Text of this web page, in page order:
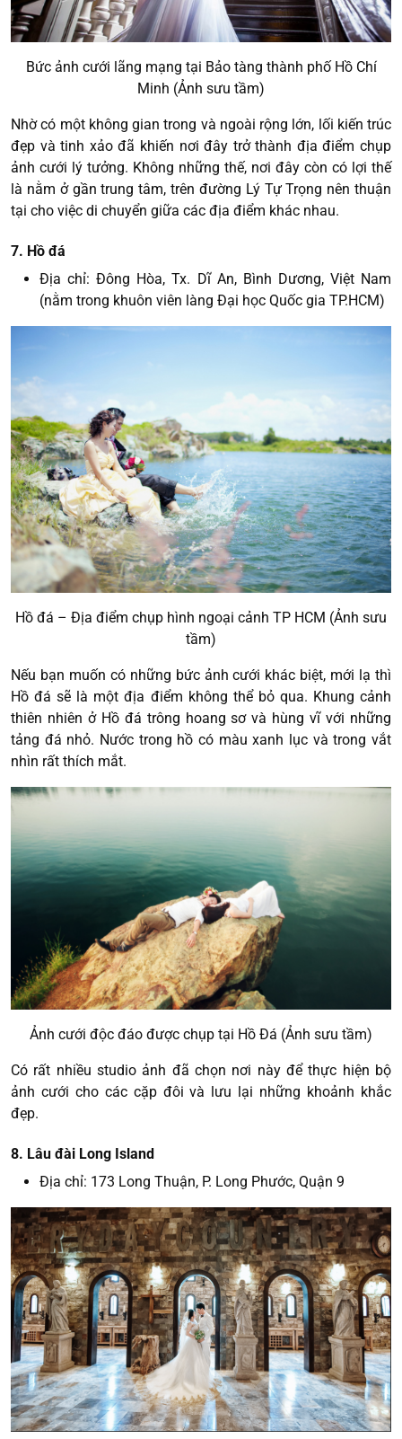
Bức ảnh cưới lãng mạng tại Bảo tàng thành phố Hồ Chí
Minh (Ảnh sưu tầm)
Nhờ có một không gian trong và ngoài rộng lớn, lối kiến trúc
đẹp và tinh xảo đã khiến nơi đây trở thành địa điểm chụp
ảnh cưới lý tưởng. Không những thế, nơi đây còn có lợi thế
là nằm ở gần trung tâm, trên đường Lý Tự Trọng nên thuận
tại cho việc di chuyển giữa các địa điểm khác nhau.
7. Hồ đá
Địa chỉ: Đông Hòa, Tx. Dĩ An, Bình Dương, Việt Nam
(nằm trong khuôn viên làng Đại học Quốc gia TP.HCM)
Hồ đá – Địa điểm chụp hình ngoại cảnh TP HCM (Ảnh sưu
tầm)
Nếu bạn muốn có những bức ảnh cưới khác biệt, mới lạ thì
Hồ đá sẽ là một địa điểm không thể bỏ qua. Khung cảnh
thiên nhiên ở Hồ đá trông hoang sơ và hùng vĩ với những
tảng đá nhỏ. Nước trong hồ có màu xanh lục và trong vắt
nhìn rất thích mắt.
Ảnh cưới độc đáo được chụp tại Hồ Đá (Ảnh sưu tầm)
Có rất nhiều studio ảnh đã chọn nơi này để thực hiện bộ
ảnh cưới cho các cặp đôi và lưu lại những khoảnh khắc
đẹp.
8. Lâu đài Long Island
Địa chỉ: 173 Long Thuận, P. Long Phước, Quận 9